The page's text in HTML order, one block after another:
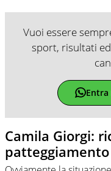
Vuoi essere
sport, risultati
Entra
Camila Giorgi: